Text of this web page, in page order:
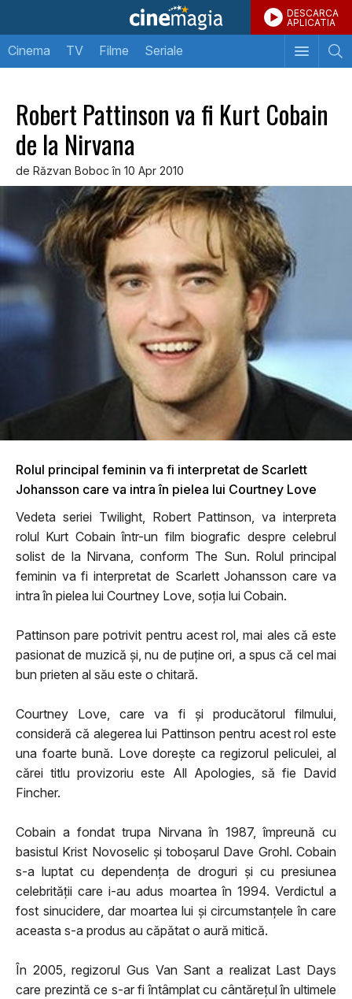
DESCARCA
APLICATIA
Cinema TV Filme Seriale
Robert Pattinson va fi Kurt Cobain
de la Nirvana
de Răzvan Boboc în 10 Apr 2010
Rolul principal feminin va fi interpretat de Scarlett
Johansson care va intra în pielea lui Courtney Love
Vedeta seriei Twilight, Robert Pattinson, va interpreta
rolul Kurt Cobain într-un film biografic despre celebrul
solist de la Nirvana, conform The Sun. Rolul principal
feminin va fi interpretat de Scarlett Johansson care va
intra în pielea lui Courtney Love, soţia lui Cobain.
Pattinson pare potrivit pentru acest rol, mai ales că este
pasionat de muzică şi, nu de puţine ori, a spus că cel mai
bun prieten al său este o chitară.
Courtney Love, care va fi şi producătorul filmului,
consideră că alegerea lui Pattinson pentru acest rol este
una foarte bună. Love doreşte ca regizorul peliculei, al
cărei titlu provizoriu este All Apologies, să fie David
Fincher.
Cobain a fondat trupa Nirvana în 1987, împreună cu
basistul Krist Novoselic şi toboşarul Dave Grohl. Cobain
s-a luptat cu dependenţa de droguri şi cu presiunea
celebrităţii care i-au adus moartea în 1994. Verdictul a
fost sinucidere, dar moartea lui şi circumstanţele în care
aceasta s-a produs au căpătat o aură mitică.
În 2005, regizorul Gus Van Sant a realizat Last Days
care prezintă ce s-ar fi întâmplat cu cântăreţul în ultimele